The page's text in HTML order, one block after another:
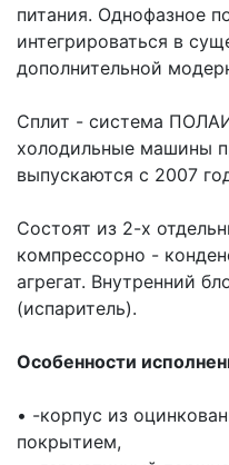
питания. Однофазное
интегрироваться в
дополнительной
Сплит - система
холодильные машины
выпускаются с 2007
Состоят из 2-х
компрессорно -
агрегат. Внутренний
(испаритель).
Особенности
• -корпус из
покрытием,